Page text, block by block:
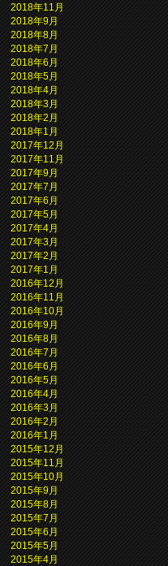
2018年11月
2018年9月
2018年8月
2018年7月
2018年6月
2018年5月
2018年4月
2018年3月
2018年2月
2018年1月
2017年12月
2017年11月
2017年9月
2017年7月
2017年6月
2017年5月
2017年4月
2017年3月
2017年2月
2017年1月
2016年12月
2016年11月
2016年10月
2016年9月
2016年8月
2016年7月
2016年6月
2016年5月
2016年4月
2016年3月
2016年2月
2016年1月
2015年12月
2015年11月
2015年10月
2015年9月
2015年8月
2015年7月
2015年6月
2015年5月
2015年4月